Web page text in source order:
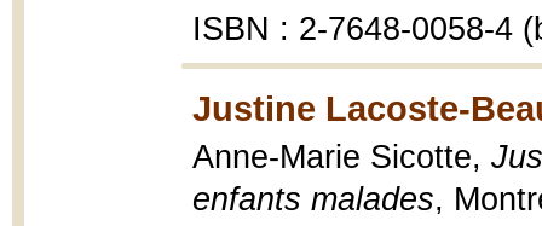
ISBN : 2-7648-0058-4
Justine Lacoste-
Anne-Marie Sicotte,
enfants malades,